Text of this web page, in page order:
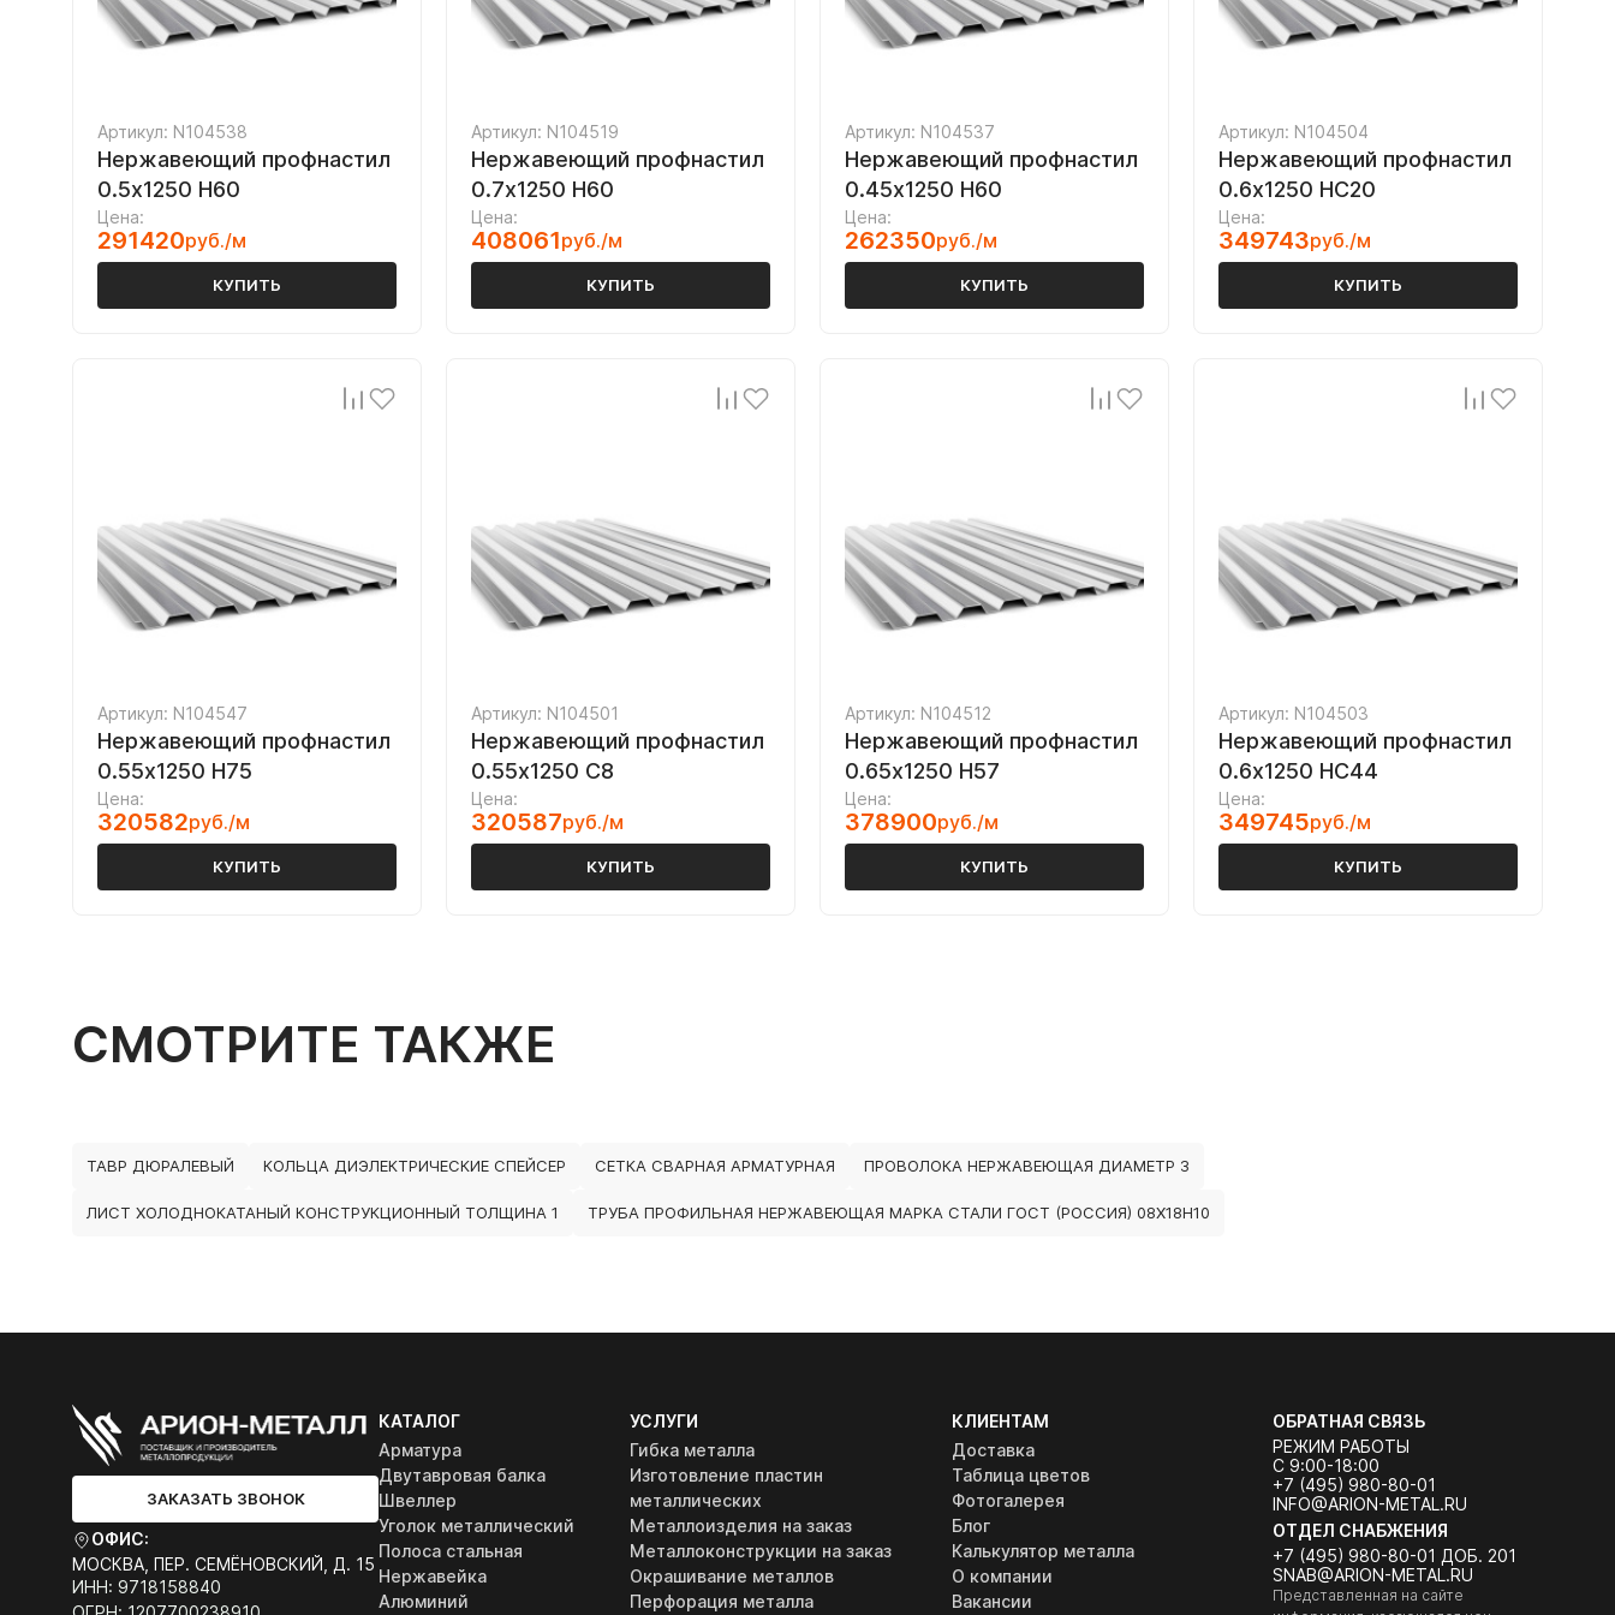
Артикул: N104538
Нержавеющий профнастил
0.5х1250 Н60
Цена:
291420руб./м
КУПИТЬ
Артикул: N104519
Нержавеющий профнастил
0.7х1250 Н60
Цена:
408061руб./м
КУПИТЬ
Артикул: N104537
Нержавеющий профнастил
0.45х1250 Н60
Цена:
262350руб./м
КУПИТЬ
Артикул: N104504
Нержавеющий профнастил
0.6х1250 НС20
Цена:
349743руб./м
КУПИТЬ
Артикул: N104547
Нержавеющий профнастил
0.55х1250 Н75
Цена:
320582руб./м
КУПИТЬ
Артикул: N104501
Нержавеющий профнастил
0.55х1250 С8
Цена:
320587руб./м
КУПИТЬ
Артикул: N104512
Нержавеющий профнастил
0.65х1250 Н57
Цена:
378900руб./м
КУПИТЬ
Артикул: N104503
Нержавеющий профнастил
0.6х1250 НС44
Цена:
349745руб./м
КУПИТЬ
СМОТРИТЕ ТАКЖЕ
ТАВР ДЮРАЛЕВЫЙ КОЛЬЦА ДИЭЛЕКТРИЧЕСКИЕ СПЕЙСЕР СЕТКА СВАРНАЯ АРМАТУРНАЯ ПРОВОЛОКА НЕРЖАВЕЮЩАЯ ДИАМЕТР 3
ЛИСТ ХОЛОДНОКАТАНЫЙ КОНСТРУКЦИОННЫЙ ТОЛЩИНА 1 ТРУБА ПРОФИЛЬНАЯ НЕРЖАВЕЮЩАЯ МАРКА СТАЛИ ГОСТ (РОССИЯ) 08Х18Н10
ЗАКАЗАТЬ ЗВОНОК
ОФИС:
МОСКВА, ПЕР. СЕМЁНОВСКИЙ, Д. 15
ИНН: 9718158840
КАТАЛОГ
Арматура
Двутавровая балка
Швеллер
Уголок металлический
Полоса стальная
Нержавейка
Алюминий
УСЛУГИ
Гибка металла
Изготовление пластин
металлических
Металлоизделия на заказ
Металлоконструкции на заказ
Окрашивание металлов
Перфорация металла
КЛИЕНТАМ
Доставка
Таблица цветов
Фотогалерея
Блог
Калькулятор металла
О компании
Вакансии
ОБРАТНАЯ СВЯЗЬ
РЕЖИМ РАБОТЫ
С 9:00-18:00
+7 (495) 980-80-01
INFO@ARION-METAL.RU
ОТДЕЛ СНАБЖЕНИЯ
+7 (495) 980-80-01 ДОБ. 201
SNAB@ARION-METAL.RU
Представленная на сайте